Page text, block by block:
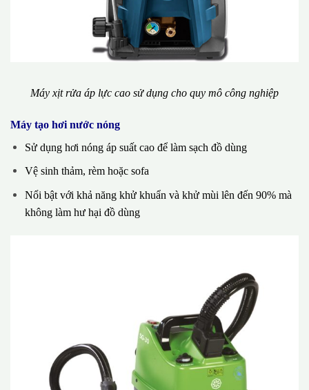
Máy xịt rửa áp lực cao sử dụng cho quy mô công nghiệp
Máy tạo hơi nước nóng
Sử dụng hơi nóng áp suất cao để làm sạch đồ dùng
Vệ sinh thảm, rèm hoặc sofa
Nổi bật với khả năng khử khuẩn và khử mùi lên đến 90% mà
không làm hư hại đồ dùng